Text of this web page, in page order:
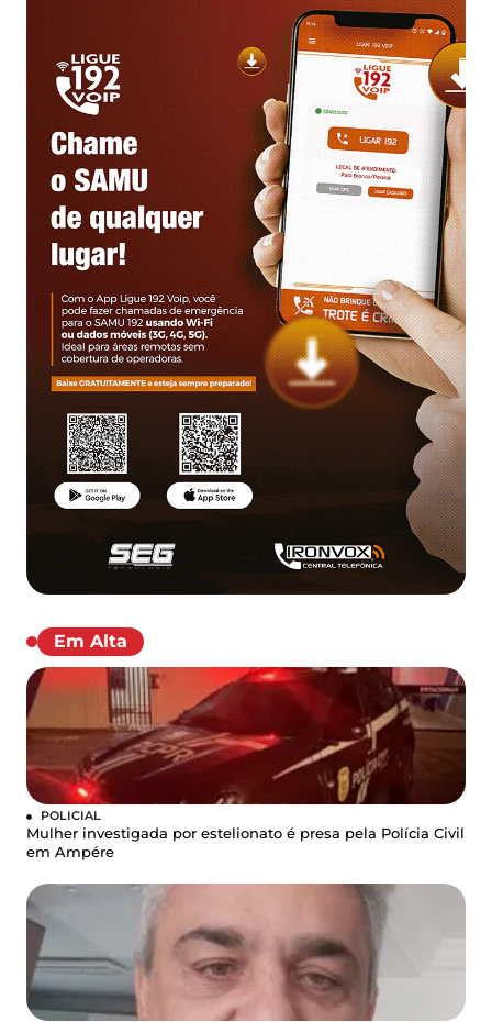
Em Alta
POLICIAL
Mulher investigada por estelionato é presa pela Polícia Civil
em Ampére